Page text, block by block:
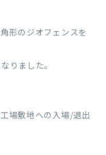
形のジオフェンスを
りました。
場敷地への入場/退出